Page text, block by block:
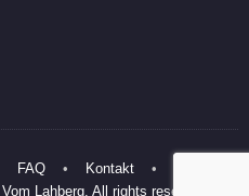
FAQ• Kontakt•
Lahberg. All rights reserved.